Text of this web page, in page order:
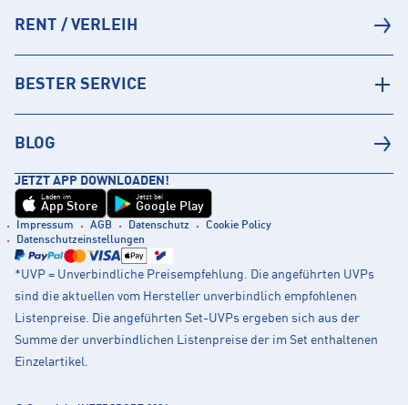
RENT / VERLEIH
BESTER SERVICE
BLOG
JETZT APP DOWNLOADEN!
Laden im
App Store
Jetzt bei
Google Play
Impressum AGB Datenschutz
Cookie Policy
Datenschutzeinstellungen
*UVP = Unverbindliche Preisempfehlung. Die angeführten UVPs
sind die aktuellen vom Hersteller unverbindlich empfohlenen
Listenpreise. Die angeführten Set-UVPs ergeben sich aus der
Summe der unverbindlichen Listenpreise der im Set enthaltenen
Einzelartikel.